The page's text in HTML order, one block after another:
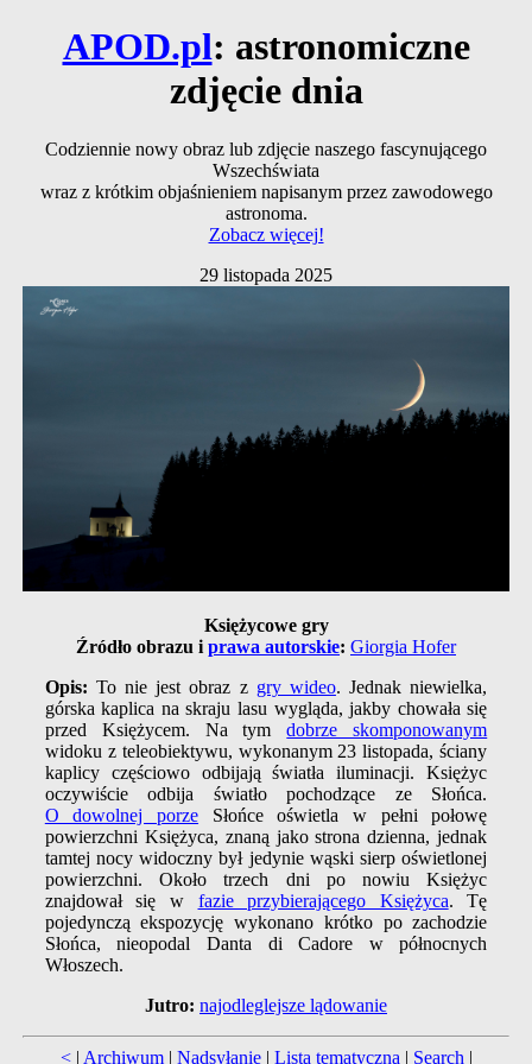
APOD.pl: astronomiczne
zdjęcie dnia
Codziennie nowy obraz lub zdjęcie naszego fascynującego
Wszechświata
wraz z krótkim objaśnieniem napisanym przez zawodowego
astronoma.
Zobacz więcej!
29 listopada 2025
Księżycowe gry
Źródło obrazu i prawa autorskie: Giorgia Hofer
Opis: To nie jest obraz z gry wideo. Jednak niewielka,
górska kaplica na skraju lasu wygląda, jakby chowała się
przed Księżycem. Na tymdobrze skomponowanym
widoku z teleobiektywu, wykonanym 23 listopada, ściany
kaplicy częściowo odbijają światła iluminacji. Księżyc
oczywiście odbija światło pochodzące ze Słońca.
O dowolnej porze Słońce oświetla w pełni połowę
powierzchni Księżyca, znaną jako strona dzienna, jednak
tamtej nocy widoczny był jedynie wąski sierp oświetlonej
powierzchni. Około trzech dni po nowiu Księżyc
znajdował się w fazie przybierającego Księżyca. Tę
pojedynczą ekspozycję wykonano krótko po zachodzie
Słońca, nieopodal Danta di Cadore w północnych
Włoszech.
Jutro: najodleglejsze lądowanie
<| Archiwum| Nadsyłanie| Lista tematyczna | Search |